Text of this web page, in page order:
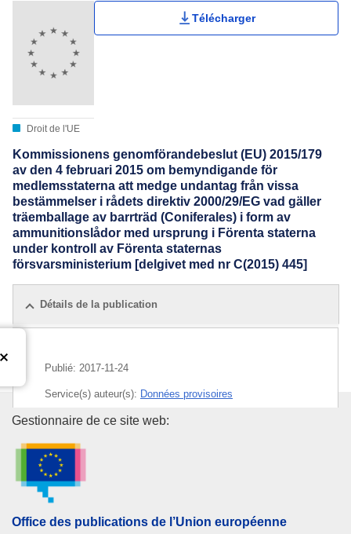
Droit de l'UE
Télécharger
Kommissionens genomförandebeslut (EU) 2015/179
av den 4 februari 2015 om bemyndigande för
medlemsstaterna att medge undantag från vissa
bestämmelser i rådets direktiv 2000/29/EG vad gäller
träemballage av barrträd (Coniferales) i form av
ammunitionslådor med ursprung i Förenta staterna
under kontroll av Förenta staternas
försvarsministerium [delgivet med nr C(2015) 445]
Détails de la publication
Publié: 2017-11-24
Service(s) auteur(s): Données provisoires
CELEX : 02015D0179-20171124
ELI :dec_impl/2015/179/2017-11-24
Office des publications de
Gestionnaire de ce site web:
Office des publications de l’Union européenne